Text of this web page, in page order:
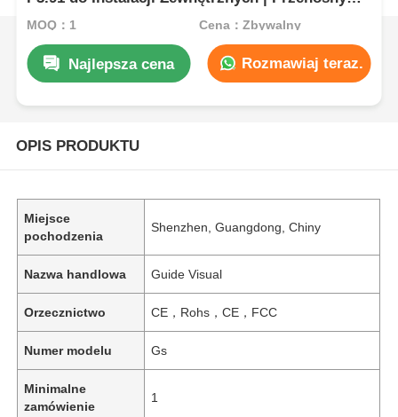
Ekran LED i Ściana LED na Imprezy Biznesowe
MOQ：1 Cena：Zbywalny
Najlepsza cena Rozmawiaj teraz.
OPIS PRODUKTU
Miejsce
pochodzenia
Shenzhen, Guangdong, Chiny
Nazwa handlowa Guide Visual
Orzecznictwo CE，Rohs，CE，FCC
Numer modelu Gs
Minimalne
zamówienie
1